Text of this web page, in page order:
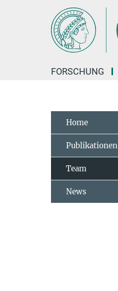
FORSCHUNG
Home
Publikationen
Team
News